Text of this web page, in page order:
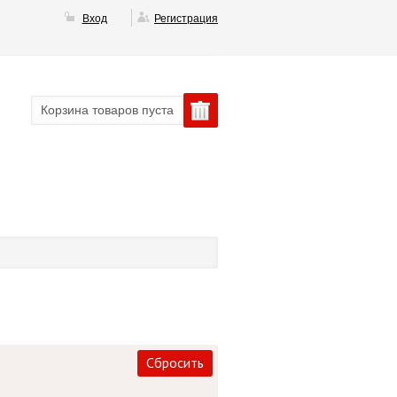
Вход Регистрация
Корзина товаров пуста
Сбросить